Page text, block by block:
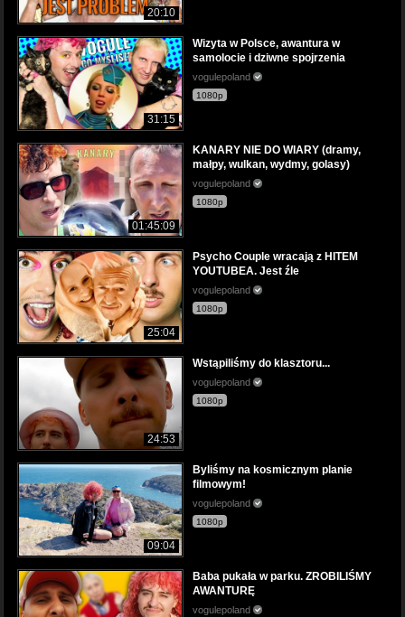
20:10
31:15
Wizyta w Polsce, awantura w
samolocie i dziwne spojrzenia
vogulepoland
1080p
01:45:09
KANARY NIE DO WIARY (dramy,
małpy, wulkan, wydmy, golasy)
vogulepoland
1080p
25:04
Psycho Couple wracają z HITEM
YOUTUBEA. Jest źle
vogulepoland
1080p
24:53
Wstąpiliśmy do klasztoru...
vogulepoland
1080p
09:04
Byliśmy na kosmicznym planie
filmowym!
vogulepoland
1080p
Baba pukała w parku. ZROBILIŚMY
AWANTURĘ
vogulepoland